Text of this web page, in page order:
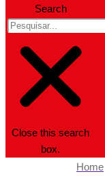
Search
Close this search
box.
Home